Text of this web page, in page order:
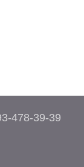
478-39-39